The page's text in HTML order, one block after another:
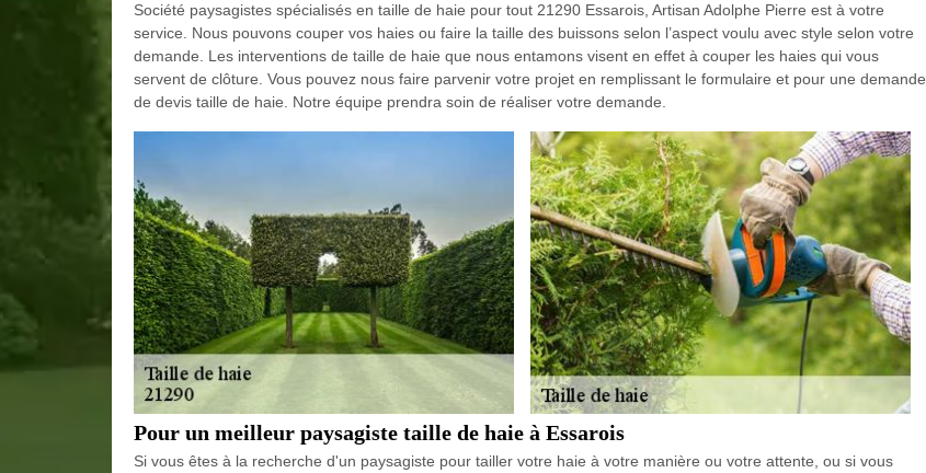
Société paysagistes spécialisés en taille de haie pour tout 21290 Essarois, Artisan Adolphe Pierre est à votre
service. Nous pouvons couper vos haies ou faire la taille des buissons selon l’aspect voulu avec style selon votre
demande. Les interventions de taille de haie que nous entamons visent en effet à couper les haies qui vous
servent de clôture. Vous pouvez nous faire parvenir votre projet en remplissant le formulaire et pour une demande
de devis taille de haie. Notre équipe prendra soin de réaliser votre demande.
Pour un meilleur paysagiste taille de haie à Essarois
Si vous êtes à la recherche d'un paysagiste pour tailler votre haie à votre manière ou votre attente, ou si vous